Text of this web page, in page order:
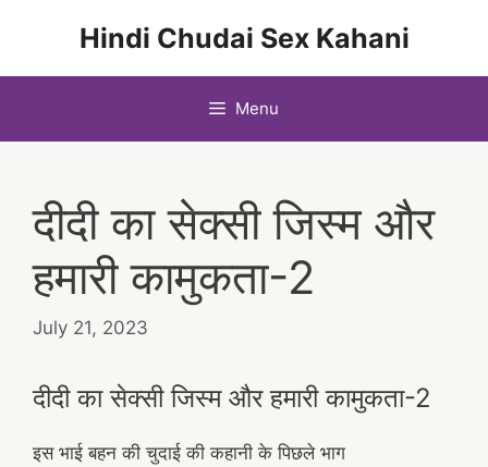
Hindi Chudai Sex Kahani
Menu
दीदी का सेक्सी जिस्म और
हमारी कामुकता-2
July 21, 2023
दीदी का सेक्सी जिस्म और हमारी कामुकता-2
इस भाई बहन की चुदाई की कहानी के पिछले भाग